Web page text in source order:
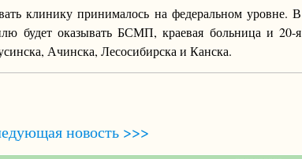
клинику принималось на федеральном уровне. В
будет оказывать БСМП, краевая больница и 20-я
Ачинска, Лесосибирска и Канска.
новость >>>